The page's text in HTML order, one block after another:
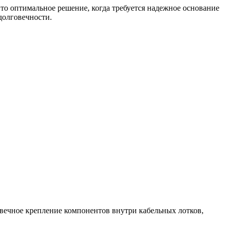
оптимальное решение, когда требуется надежное основание
крепление компонентов внутри кабельных лотков,